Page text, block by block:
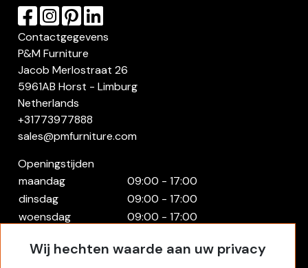
Contactgegevens
P&M Furniture
Jacob Merlostraat 26
5961AB Horst - Limburg
Netherlands
+31773977888
sales@pmfurniture.com
Openingstijden
maandag
09:00 - 17:00
dinsdag
09:00 - 17:00
woensdag
09:00 - 17:00
vrijdag
09:00 - 17:00
Wij hechten waarde aan uw privacy